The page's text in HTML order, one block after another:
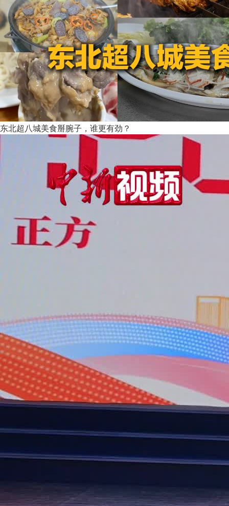
东北超八城美食掰腕子，谁更有劲？